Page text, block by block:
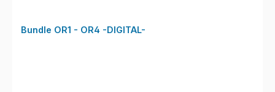
Bundle OR1 - OR4 -DIGITAL-